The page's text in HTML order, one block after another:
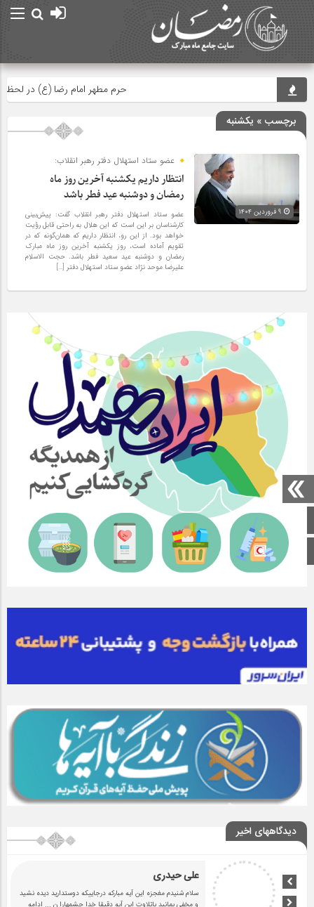
صفحه اصلی
اینستاگرام
حرم مطهر امام رضا (ع) در لحظه
برچسب » یکشنبه
عضو ستاد استهلال دفتر رهبر انقلاب:
انتظار داریم یکشنبه آخرین روز ماه
رمضان و دوشنبه عید فطر باشد
عضو ستاد استهلال دفتر رهبر انقلاب گفت: پیش‌بینی
کارشناسان بر این است که این هلال به راحتی قابل رؤیت
خواهد بود. از این رو، انتظار داریم که همان‌گونه که در
تقویم آماده است، روز یکشنبه آخرین روز ماه مبارک
رمضان و دوشنبه عید سعید فطر باشد. حجت الاسلام
علیرضا موحد نژاد عضو ستاد استهلال دفتر […]
دیدگاههای اخیر
علی حیدری
سلام شنیدم مغجزه این آیه مبارکه درجاییکه دوستدارید دیده نشید